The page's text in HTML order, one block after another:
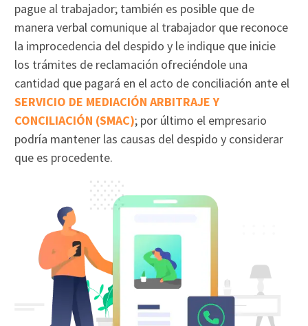
pague al trabajador; también es posible que de
manera verbal comunique al trabajador que reconoce
la improcedencia del despido y le indique que inicie
los trámites de reclamación ofreciéndole una
cantidad que pagará en el acto de conciliación ante el
SERVICIO DE MEDIACIÓN ARBITRAJE Y
CONCILIACIÓN (SMAC); por último el empresario
podría mantener las causas del despido y considerar
que es procedente.